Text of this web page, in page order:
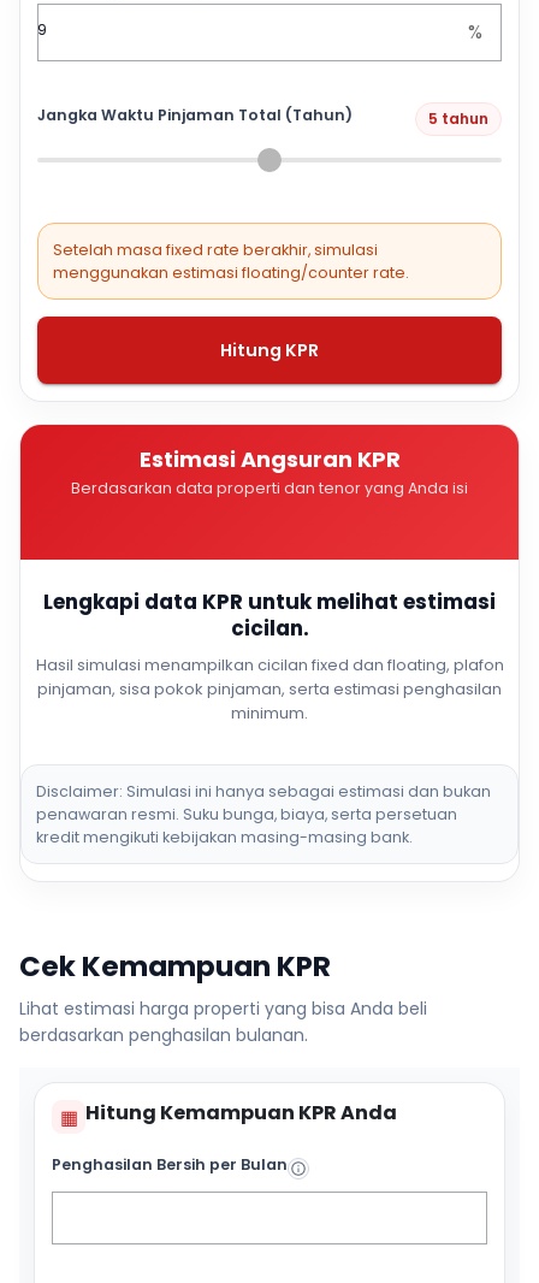
%
Jangka Waktu Pinjaman Total (Tahun) 5 tahun
Setelah masa fixed rate berakhir, simulasi
menggunakan estimasi floating/counter rate.
Hitung KPR
Estimasi Angsuran KPR
Berdasarkan data properti dan tenor yang Anda isi
Lengkapi data KPR untuk melihat estimasi
cicilan.
Hasil simulasi menampilkan cicilan fixed dan floating, plafon
pinjaman, sisa pokok pinjaman, serta estimasi penghasilan
minimum.
Disclaimer: Simulasi ini hanya sebagai estimasi dan bukan
penawaran resmi. Suku bunga, biaya, serta persetuan
kredit mengikuti kebijakan masing-masing bank.
Cek Kemampuan KPR
Lihat estimasi harga properti yang bisa Anda beli
berdasarkan penghasilan bulanan.
▦ Hitung Kemampuan KPR Anda
Penghasilan Bersih per Bulan